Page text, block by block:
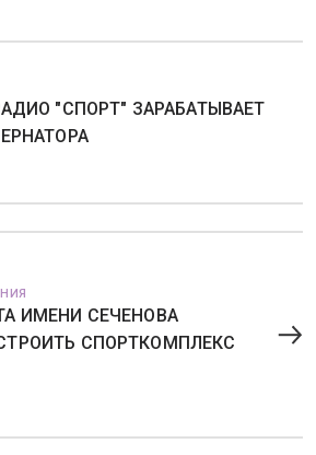
"СПОРТ" ЗАРАБАТЫВАЕТ
ИМЕНИ СЕЧЕНОВА
СПОРТКОМПЛЕКС